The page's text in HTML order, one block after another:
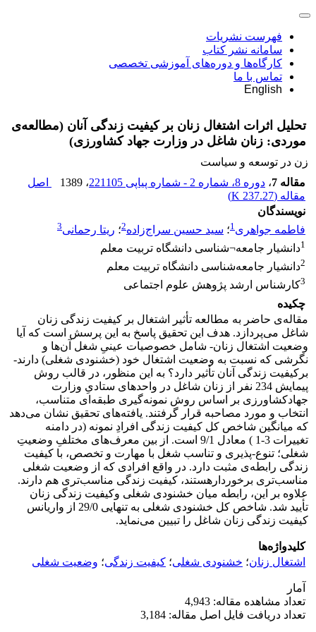
فهرست نشریات
سامانه نشر کتاب
کارگاه‌ها و دوره‌های آموزشی تخصصی
تماس با ما
English
تحلیل اثرات اشتغال زنان بر کیفیت زندگی آنان (مطالعه‌ی
موردی: زنان شاغل در وزارت جهاد کشاورزی)
زن در توسعه و سیاست
مقاله 7
، دوره 8، شماره 2 - شماره پیاپی 221105 ، 1389
اصل
مقاله (237.27 K
)
نویسندگان
فاطمه جواهری1؛ سید حسین سراج‌زاده2؛ ریتا رحمانی3
1دانشیار جامعه¬شناسی دانشگاه تربیت معلم
2دانشیار جامعه‌شناسی دانشگاه تربیت معلم
3کارشناس ارشد پژوهش علوم اجتماعی
چکیده
مقاله‌ی حاضر به مطالعه تأثیر اشتغال بر کیفیت زندگی زنان
شاغل می‌پردازد. هدف این تحقیق پاسخ به این پرسش است که آیا
وضعیت اشتغال زنان- شامل خصوصیات عینیِ شغل آن‌ها و
نگرشی که نسبت به وضعیت اشتغال خود (خشنودی شغلی) دارند-
برکیفیت زندگی آنان تأثیر دارد؟ به این منظور، در قالب روش
پیمایش 234 نفر از زنان شاغل در واحدهای ستادیِ وزارت
جهادکشاورزی بر اساس روش نمونه‌گیری طبقه‌ای متناسب،
انتخاب و مورد مصاحبه قرار گرفتند. یافته‌های تحقیق نشان می‌دهد
که میانگین شاخص کل کیفیت زندگی افرادِ نمونه (در دامنه
تغییرات 3-1 ) معادل 9/1 است. از بین معرف‌های مختلفِ وضعیتِ
شغلی؛ تنوع-پذیری و تناسب شغل با مهارت و تخصص، با کیفیت
زندگی رابطه‌ی مثبت دارد. در واقع افرادی که از وضعیت شغلی
مناسب‌تری برخوردارهستند، کیفیت زندگی مناسب‌تری هم دارند.
علاوه بر این، رابطه میان خشنودی شغلی وکیفیت زندگی زنان
تأیید شد. شاخص کل خشنودی شغلی به تنهایی 29/0 از واریانس
کیفیت زندگی زنان شاغل را تبیین می‌نماید.
کلیدواژه‌ها
اشتغال زنان؛ خشنودی شغلی؛ کیفیت زندگی؛ وضعیت شغلی
آمار
تعداد مشاهده مقاله: 4,943
تعداد دریافت فایل اصل مقاله: 3,184